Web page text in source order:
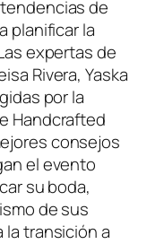
de
planificar la
expertas de
Rivera, Yaska
por la
Handcrafted
consejos
el evento
su boda,
de sus
transición a